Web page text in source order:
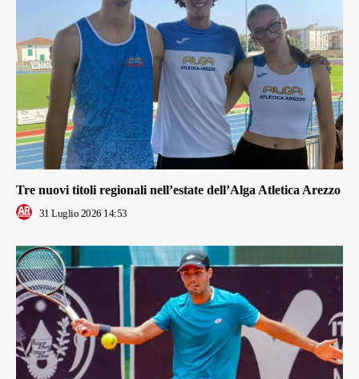
Tre nuovi titoli regionali nell’estate dell’Alga Atletica Arezzo
31 Luglio 2026 14:53